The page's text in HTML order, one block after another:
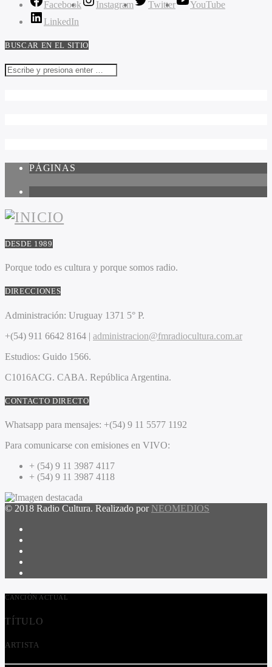
Facebook Instagram Twitter
YouTube
LinkedIn
BUSCAR EN EL SITIO
PÁGINAS
DESDE 1989
Porque todo es cultura y porque somos radio.
DIRECCIONES
Administración: Uruguay 1371 5° P.
+(54) 911 6642 8164 | administracion@fmradiocultura.com.ar
Estudios: Guido 1566.
C1016ACG. CABA. República Argentina.
CONTACTO DIRECTO
Whatsapp para mensajes: +(54) 9 11 5577 1192
Para comunicarse con emisiones en VIVO:
+ (54) 9 11 3987 4117
+ (54) 9 11 3987 4118
© 2018 Radio Cultura. Realizado por NEOMEDIOS
CANCIÓN ACTUAL
TÍTULO
ARTISTA